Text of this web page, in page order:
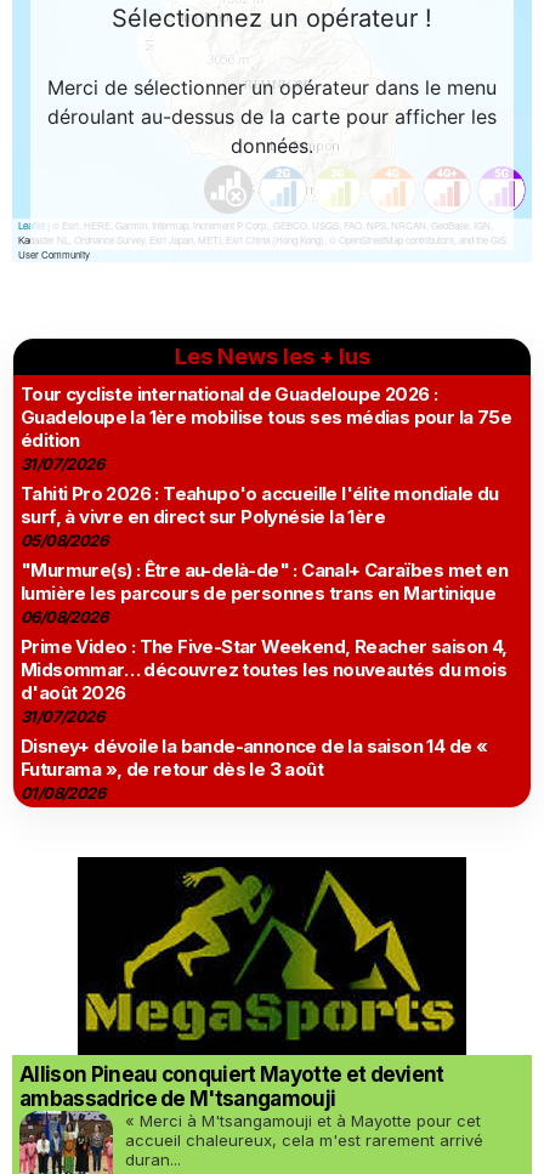
Les News les + lus
Tour cycliste international de Guadeloupe 2026 :
Guadeloupe la 1ère mobilise tous ses médias pour la 75e
édition
31/07/2026
Tahiti Pro 2026 : Teahupo'o accueille l'élite mondiale du
surf, à vivre en direct sur Polynésie la 1ère
05/08/2026
"Murmure(s) : Être au-delà-de" : Canal+ Caraïbes met en
lumière les parcours de personnes trans en Martinique
06/08/2026
Prime Video : The Five-Star Weekend, Reacher saison 4,
Midsommar… découvrez toutes les nouveautés du mois
d'août 2026
31/07/2026
Disney+ dévoile la bande-annonce de la saison 14 de «
Futurama », de retour dès le 3 août
01/08/2026
Allison Pineau conquiert Mayotte et devient
ambassadrice de M'tsangamouji
« Merci à M'tsangamouji et à Mayotte pour cet
accueil chaleureux, cela m'est rarement arrivé
duran...